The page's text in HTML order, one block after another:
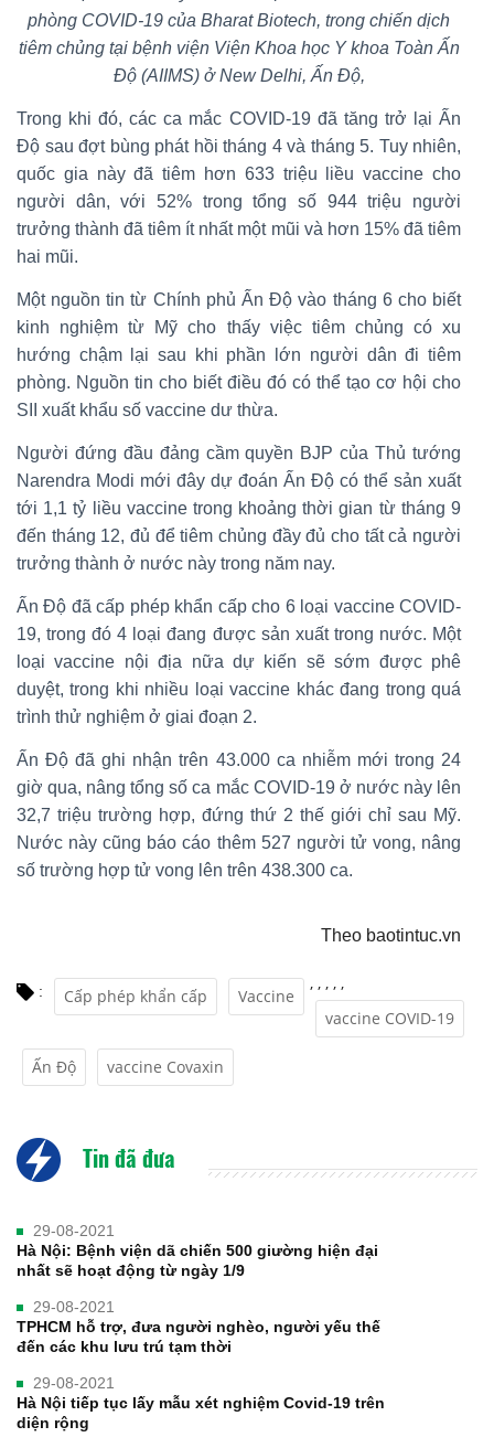
phòng COVID-19 của Bharat Biotech, trong chiến dịch
tiêm chủng tại bệnh viện Viện Khoa học Y khoa Toàn Ấn
Độ (AIIMS) ở New Delhi, Ấn Độ,
Trong khi đó, các ca mắc COVID-19 đã tăng trở lại Ấn
Độ sau đợt bùng phát hồi tháng 4 và tháng 5. Tuy nhiên,
quốc gia này đã tiêm hơn 633 triệu liều vaccine cho
người dân, với 52% trong tổng số 944 triệu người
trưởng thành đã tiêm ít nhất một mũi và hơn 15% đã tiêm
hai mũi.
Một nguồn tin từ Chính phủ Ấn Độ vào tháng 6 cho biết
kinh nghiệm từ Mỹ cho thấy việc tiêm chủng có xu
hướng chậm lại sau khi phần lớn người dân đi tiêm
phòng. Nguồn tin cho biết điều đó có thể tạo cơ hội cho
SII xuất khẩu số vaccine dư thừa.
Người đứng đầu đảng cầm quyền BJP của Thủ tướng
Narendra Modi mới đây dự đoán Ấn Độ có thể sản xuất
tới 1,1 tỷ liều vaccine trong khoảng thời gian từ tháng 9
đến tháng 12, đủ để tiêm chủng đầy đủ cho tất cả người
trưởng thành ở nước này trong năm nay.
Ấn Độ đã cấp phép khẩn cấp cho 6 loại vaccine COVID-
19, trong đó 4 loại đang được sản xuất trong nước. Một
loại vaccine nội địa nữa dự kiến sẽ sớm được phê
duyệt, trong khi nhiều loại vaccine khác đang trong quá
trình thử nghiệm ở giai đoạn 2.
Ấn Độ đã ghi nhận trên 43.000 ca nhiễm mới trong 24
giờ qua, nâng tổng số ca mắc COVID-19 ở nước này lên
32,7 triệu trường hợp, đứng thứ 2 thế giới chỉ sau Mỹ.
Nước này cũng báo cáo thêm 527 người tử vong, nâng
số trường hợp tử vong lên trên 438.300 ca.
Theo baotintuc.vn
: Cấp phép khẩn cấp
,
Vaccine
,
vaccine COVID-19
,
Ấn Độ
,
vaccine Covaxin
,
Tin đã đưa
29-08-2021
Hà Nội: Bệnh viện dã chiến 500 giường hiện đại
nhất sẽ hoạt động từ ngày 1/9
29-08-2021
TPHCM hỗ trợ, đưa người nghèo, người yếu thế
đến các khu lưu trú tạm thời
29-08-2021
Hà Nội tiếp tục lấy mẫu xét nghiệm Covid-19 trên
diện rộng